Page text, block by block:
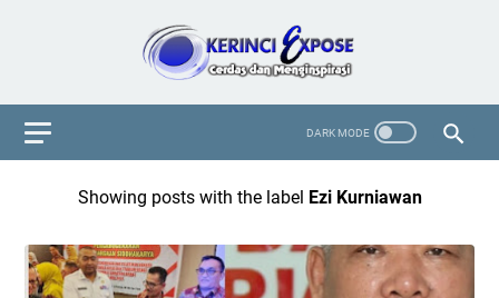
Showing posts with the label Ezi Kurniawan